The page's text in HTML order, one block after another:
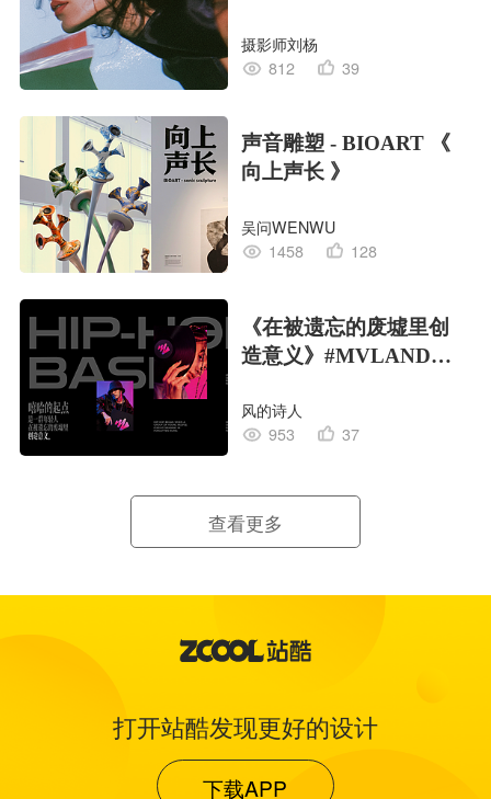
摄影师刘杨
812
39
声音雕塑 - BIOART 《
向上声长 》
吴问WENWU
1458
128
《在被遗忘的废墟里创
造意义》#MVLAND嘻
风的诗人
953
37
查看更多
打开站酷发现更好的设计
下载APP